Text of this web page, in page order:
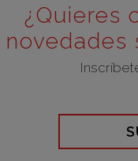
¿Quieres
novedades